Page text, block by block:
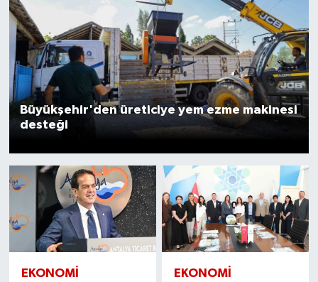
Büyükşehir'den üreticiye yem ezme makinesi
desteği
EKONOMİ EKONOMİ